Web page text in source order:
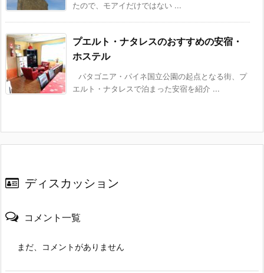
たので、モアイだけではない ...
プエルト・ナタレスのおすすめの安宿・
ホステル
パタゴニア・パイネ国立公園の起点となる街、プ
エルト・ナタレスで泊まった安宿を紹介 ...
ディスカッション
コメント一覧
まだ、コメントがありません